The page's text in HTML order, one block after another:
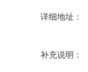
详细地址：
补充说明：